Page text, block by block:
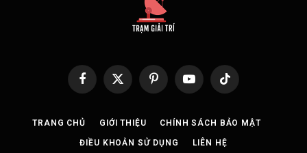
Facebook
X
PinterestYouTubeTikTok
TRANG CHỦ GIỚI THIỆU CHÍNH SÁCH BẢO MẬT
ĐIỀU KHOẢN SỬ DỤNG LIÊN HỆ